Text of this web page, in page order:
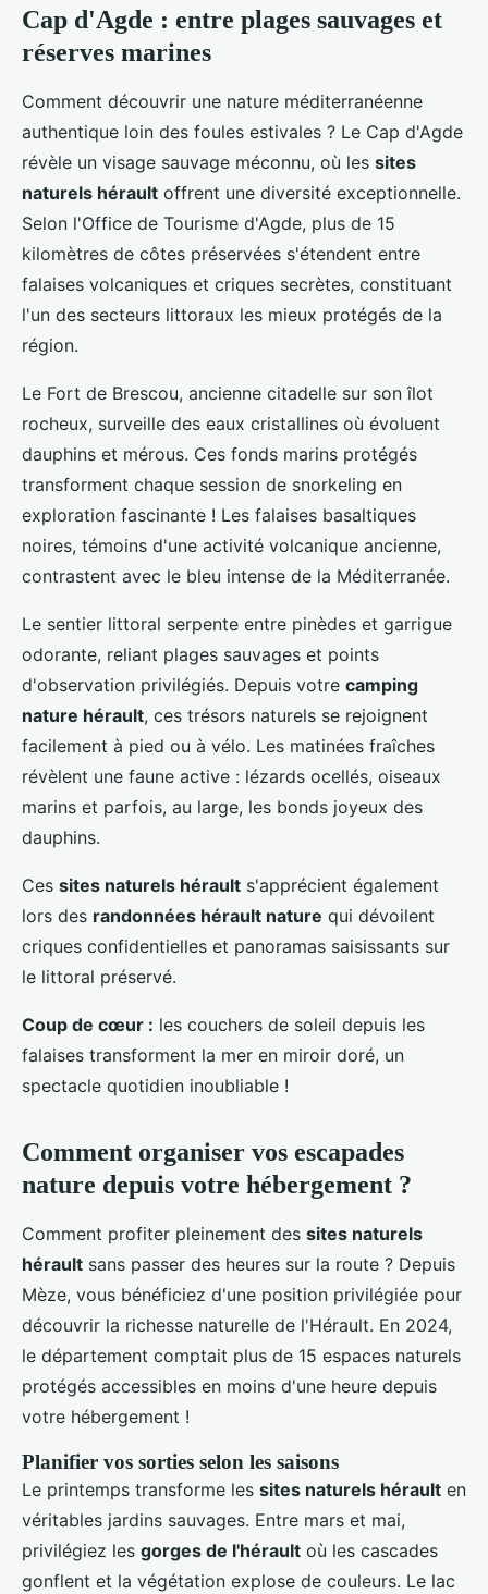
Cap d'Agde : entre plages sauvages et
réserves marines
Comment découvrir une nature méditerranéenne
authentique loin des foules estivales ? Le Cap d'Agde
révèle un visage sauvage méconnu, où les sites
naturels hérault offrent une diversité exceptionnelle.
Selon l'Office de Tourisme d'Agde, plus de 15
kilomètres de côtes préservées s'étendent entre
falaises volcaniques et criques secrètes, constituant
l'un des secteurs littoraux les mieux protégés de la
région.
Le Fort de Brescou, ancienne citadelle sur son îlot
rocheux, surveille des eaux cristallines où évoluent
dauphins et mérous. Ces fonds marins protégés
transforment chaque session de snorkeling en
exploration fascinante ! Les falaises basaltiques
noires, témoins d'une activité volcanique ancienne,
contrastent avec le bleu intense de la Méditerranée.
Le sentier littoral serpente entre pinèdes et garrigue
odorante, reliant plages sauvages et points
d'observation privilégiés. Depuis votre camping
nature hérault, ces trésors naturels se rejoignent
facilement à pied ou à vélo. Les matinées fraîches
révèlent une faune active : lézards ocellés, oiseaux
marins et parfois, au large, les bonds joyeux des
dauphins.
Ces sites naturels hérault s'apprécient également
lors des randonnées hérault nature qui dévoilent
criques confidentielles et panoramas saisissants sur
le littoral préservé.
Coup de cœur : les couchers de soleil depuis les
falaises transforment la mer en miroir doré, un
spectacle quotidien inoubliable !
Comment organiser vos escapades
nature depuis votre hébergement ?
Comment profiter pleinement des sites naturels
hérault sans passer des heures sur la route ? Depuis
Mèze, vous bénéficiez d'une position privilégiée pour
découvrir la richesse naturelle de l'Hérault. En 2024,
le département comptait plus de 15 espaces naturels
protégés accessibles en moins d'une heure depuis
votre hébergement !
Planifier vos sorties selon les saisons
Le printemps transforme les sites naturels hérault en
véritables jardins sauvages. Entre mars et mai,
privilégiez les gorges de l'hérault où les cascades
gonflent et la végétation explose de couleurs. Le lac